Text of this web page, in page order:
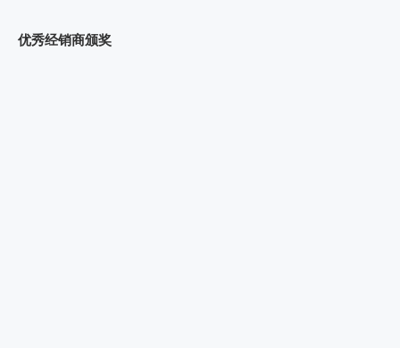
优秀经销商颁奖